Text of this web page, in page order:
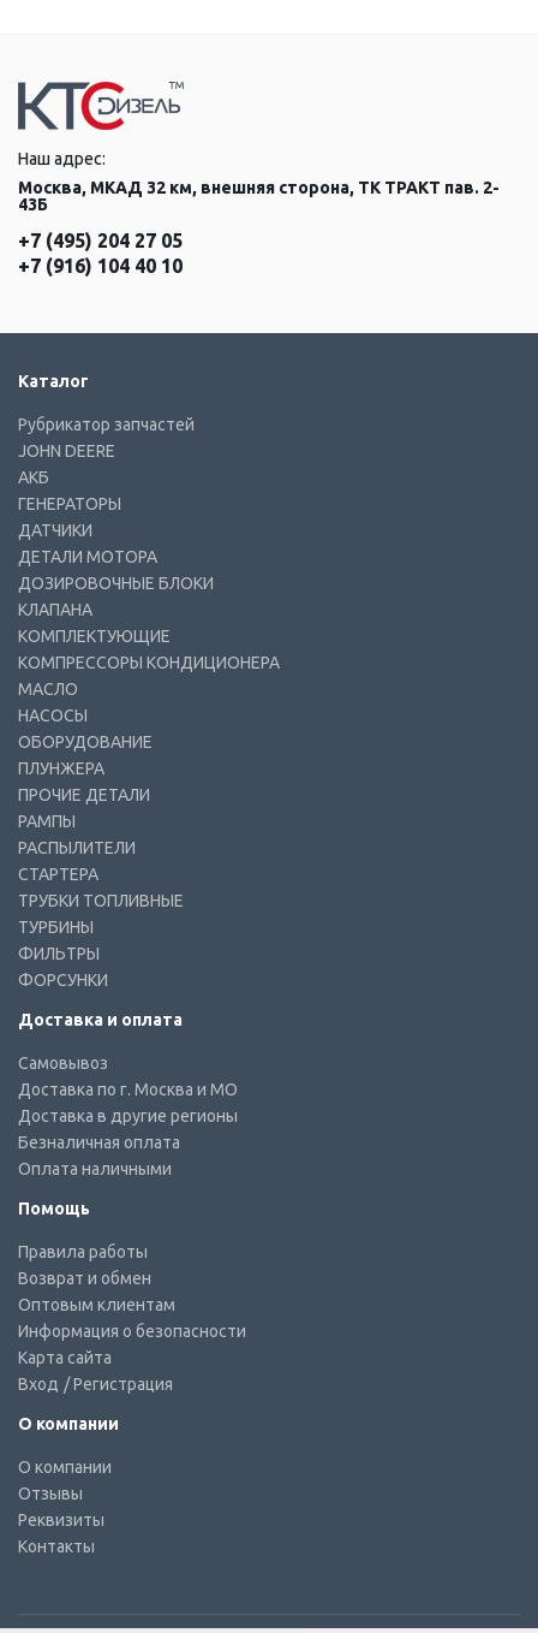
Наш адрес:
Москва, МКАД 32 км, внешняя сторона, ТК ТРАКТ пав. 2-
43Б
+7 (495) 204 27 05
+7 (916) 104 40 10
Каталог
Рубрикатор запчастей
JOHN DEERE
АКБ
ГЕНЕРАТОРЫ
ДАТЧИКИ
ДЕТАЛИ МОТОРА
ДОЗИРОВОЧНЫЕ БЛОКИ
КЛАПАНА
КОМПЛЕКТУЮЩИЕ
КОМПРЕССОРЫ КОНДИЦИОНЕРА
МАСЛО
НАСОСЫ
ОБОРУДОВАНИЕ
ПЛУНЖЕРА
ПРОЧИЕ ДЕТАЛИ
РАМПЫ
РАСПЫЛИТЕЛИ
СТАРТЕРА
ТРУБКИ ТОПЛИВНЫЕ
ТУРБИНЫ
ФИЛЬТРЫ
ФОРСУНКИ
Доставка и оплата
Самовывоз
Доставка по г. Москва и МО
Доставка в другие регионы
Безналичная оплата
Оплата наличными
Помощь
Правила работы
Возврат и обмен
Оптовым клиентам
Информация о безопасности
Карта сайта
Вход / Регистрация
О компании
О компании
Отзывы
Реквизиты
Контакты